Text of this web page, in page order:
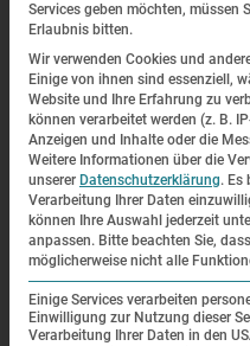
Nachruf
Miroslav Kubik
| 2. November 2021
Services geben möchten, müssen
Erlaubnis bitten.
Wir verwenden Cookies und
Einige von ihnen sind essenziell,
Website und Ihre Erfahrung zu
können verarbeitet werden (z. B.
Anzeigen und Inhalte oder die
Weitere Informationen über die
unserer Datenschutzerklärung. Es
Verarbeitung Ihrer Daten
können Ihre Auswahl jederzeit
anpassen. Bitte beachten Sie,
möglicherweise nicht alle
Einige Services verarbeiten
Einwilligung zur Nutzung dieser
Verarbeitung Ihrer Daten in den